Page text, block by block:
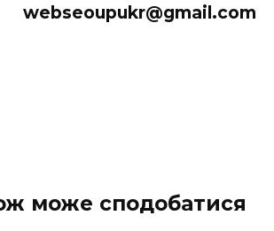
webseoupukr@gmail.com
може сподобатися